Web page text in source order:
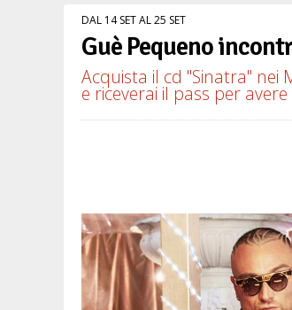
DAL 14 SET AL 25 SET
Guè Pequeno
Acquista il cd "Sinatra"
e riceverai il pass per